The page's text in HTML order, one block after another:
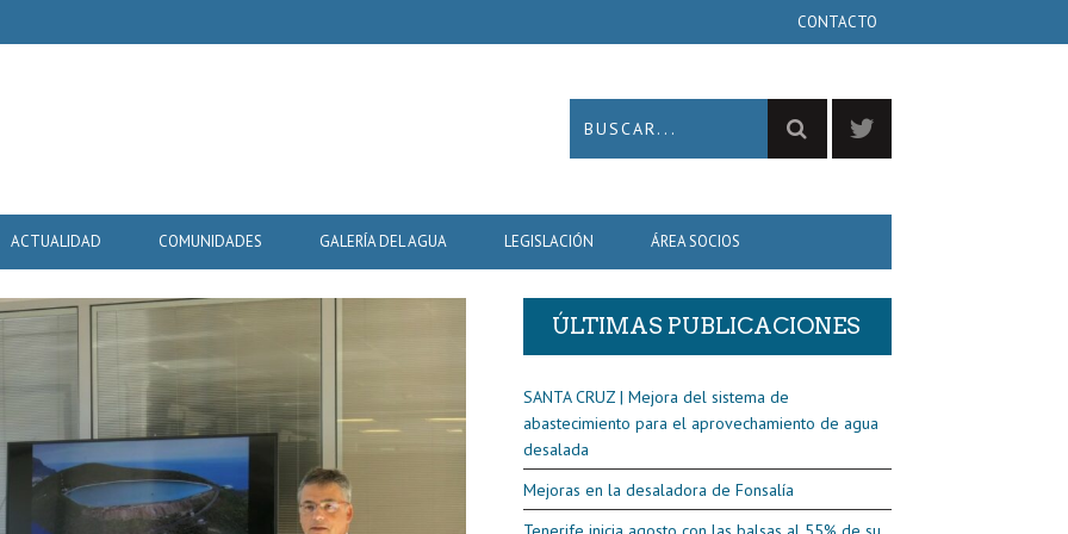
CONTACTO
ACTUALIDAD COMUNIDADES GALERÍA DEL AGUA LEGISLACIÓN ÁREA SOCIOS
ÚLTIMAS PUBLICACIONES
SANTA CRUZ | Mejora del sistema de
abastecimiento para el aprovechamiento de agua
desalada
Mejoras en la desaladora de Fonsalía